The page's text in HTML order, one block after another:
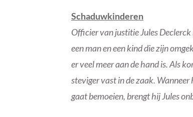
Schaduwkinderen
Officier van justitie Jules
een man en een kind die zijn
er veel meer aan de hand is. Als
steviger vast in de zaak.
gaat bemoeien, brengt hij Jules